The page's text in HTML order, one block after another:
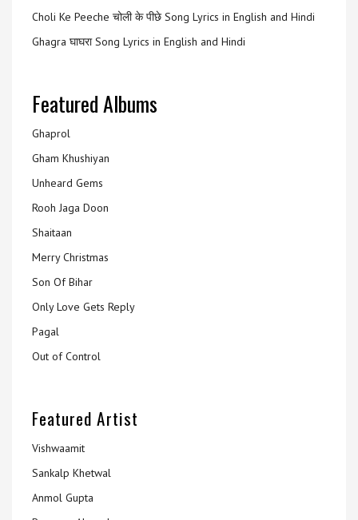
Choli Ke Peeche चोली के पीछे Song Lyrics in English and Hindi
Ghagra घाघरा Song Lyrics in English and Hindi
Featured Albums
Ghaprol
Gham Khushiyan
Unheard Gems
Rooh Jaga Doon
Shaitaan
Merry Christmas
Son Of Bihar
Only Love Gets Reply
Pagal
Out of Control
Featured Artist
Vishwaamit
Sankalp Khetwal
Anmol Gupta